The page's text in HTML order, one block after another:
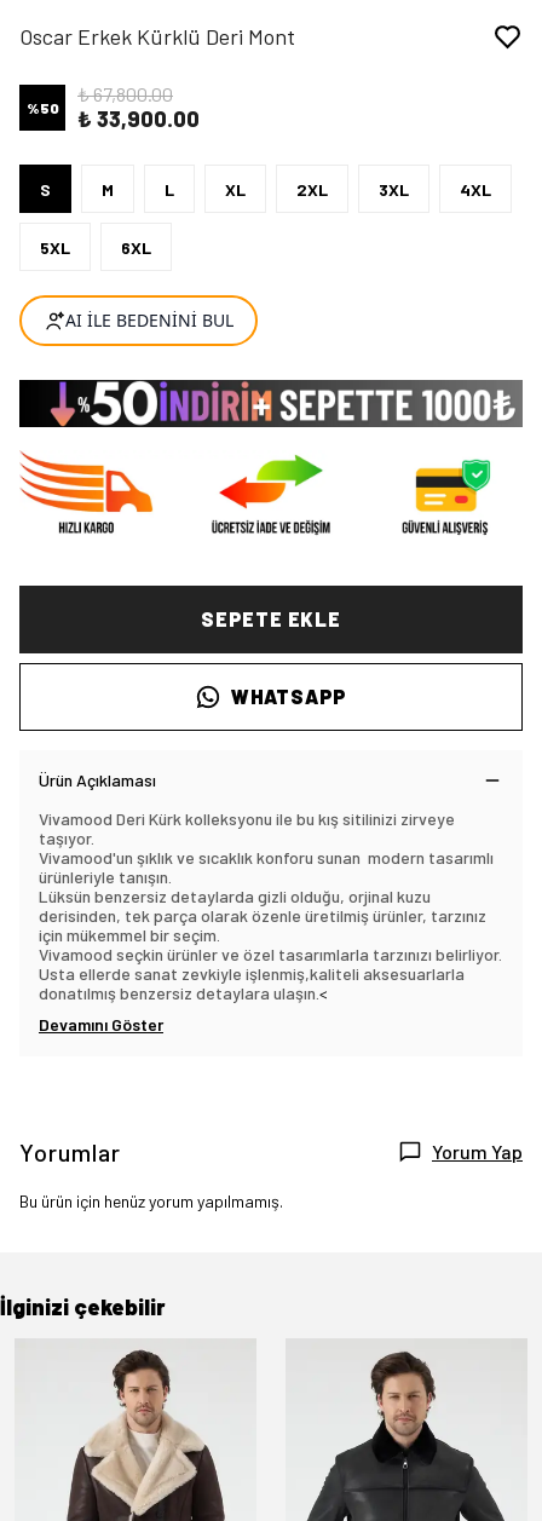
Oscar Erkek Kürklü Deri Mont
%50
₺ 67,800.00
₺ 33,900.00
S M L XL 2XL 3XL 4XL
5XL 6XL
SEPETE EKLE
WHATSAPP
Ürün Açıklaması
Vivamood Deri Kürk kolleksyonu ile bu kış sitilinizi zirveye
taşıyor.
Vivamood'un şıklık ve sıcaklık konforu sunan modern tasarımlı
ürünleriyle tanışın.
Lüksün benzersiz detaylarda gizli olduğu, orjinal kuzu
derisinden, tek parça olarak özenle üretilmiş ürünler, tarzınız
için mükemmel bir seçim.
Vivamood seçkin ürünler ve özel tasarımlarla tarzınızı belirliyor.
Usta ellerde sanat zevkiyle işlenmiş,kaliteli aksesuarlarla
donatılmış benzersiz detaylara ulaşın. <
Devamını Göster
Yorumlar Yorum Yap
Bu ürün için henüz yorum yapılmamış.
İlginizi çekebilir